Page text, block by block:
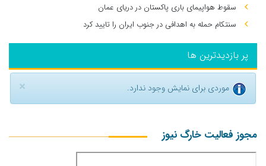
سقوط هواپیمای باری پاکستان در دریای عمان
سنتکام حمله به اهدافی در جنوب ایران را تایید کرد
پر بازدیدترین ها
× موردی برای نمایش وجود ندارد.
مجوز فعالیت خارگ نیوز